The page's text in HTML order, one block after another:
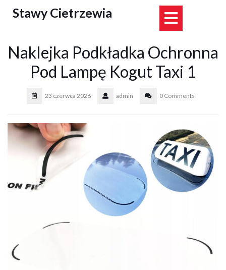
Stawy Cietrzewia
Naklejka Podkładka Ochronna
Pod Lampę Kogut Taxi 1
23 czerwca 2026 admin 0 Comments